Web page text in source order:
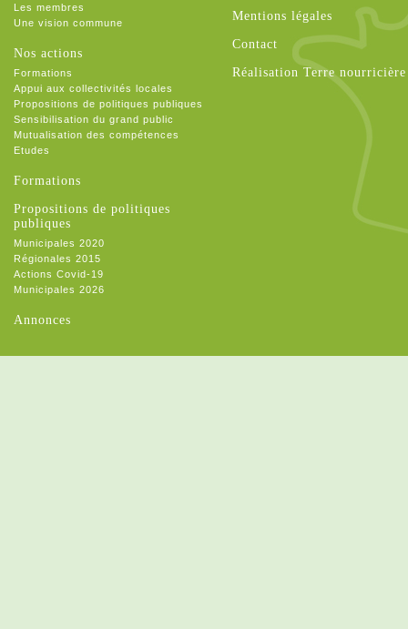
Les membres
Une vision commune
Nos actions
Formations
Appui aux collectivités locales
Propositions de politiques publiques
Sensibilisation du grand public
Mutualisation des compétences
Etudes
Formations
Propositions de politiques
publiques
Municipales 2020
Régionales 2015
Actions Covid-19
Municipales 2026
Annonces
Mentions légales
Contact
Réalisation Terre nourricière